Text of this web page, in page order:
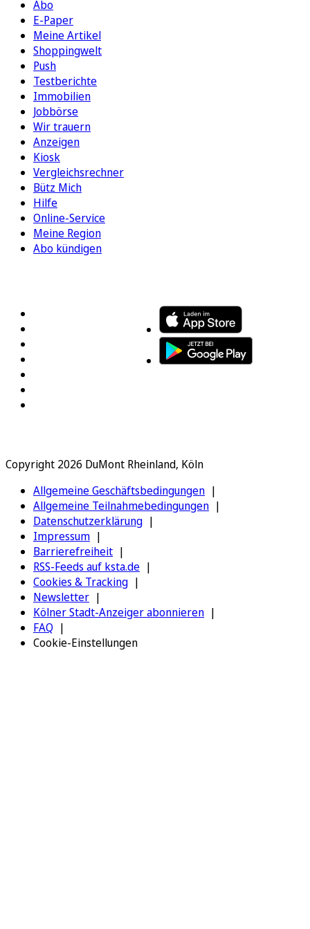
Abo
E-Paper
Meine Artikel
Shoppingwelt
Push
Testberichte
Immobilien
Jobbörse
Wir trauern
Anzeigen
Kiosk
Vergleichsrechner
Bütz Mich
Hilfe
Online-Service
Meine Region
Abo kündigen
Copyright 2026 DuMont Rheinland, Köln
Allgemeine Geschäftsbedingungen
Allgemeine Teilnahmebedingungen
Datenschutzerklärung
Impressum
Barrierefreiheit
RSS-Feeds auf ksta.de
Cookies & Tracking
Newsletter
Kölner Stadt-Anzeiger abonnieren
FAQ
Cookie-Einstellungen